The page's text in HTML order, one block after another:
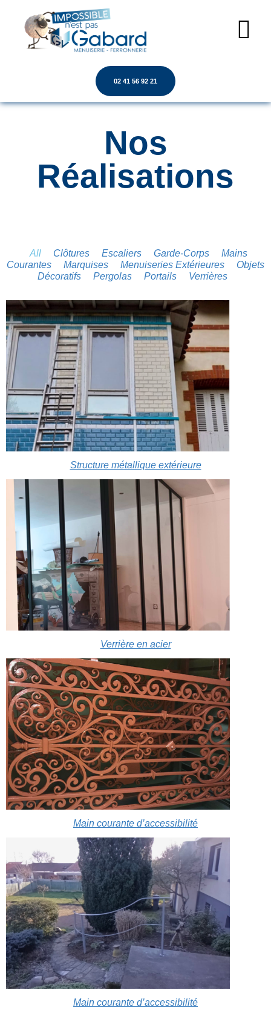
02 41 56 92 21
Nos
Réalisations
All Clôtures Escaliers Garde-Corps
Mains
Courantes
Marquises Menuiseries Extérieures
Objets
Décoratifs
Pergolas Portails Verrières
Structure métallique extérieure
Verrière en acier
Main courante d’accessibilité
Main courante d’accessibilité